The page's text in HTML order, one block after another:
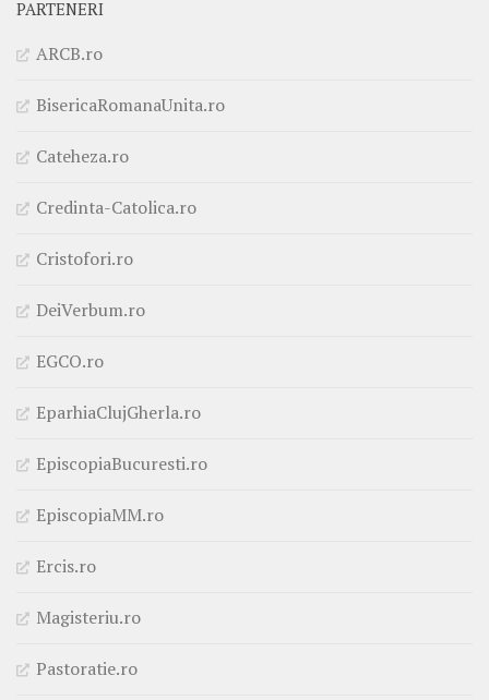
PARTENERI
ARCB.ro
BisericaRomanaUnita.ro
Cateheza.ro
Credinta-Catolica.ro
Cristofori.ro
DeiVerbum.ro
EGCO.ro
EparhiaClujGherla.ro
EpiscopiaBucuresti.ro
EpiscopiaMM.ro
Ercis.ro
Magisteriu.ro
Pastoratie.ro